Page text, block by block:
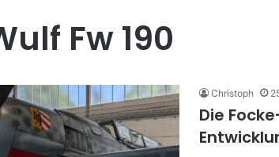
Fw 190
Christoph
Die